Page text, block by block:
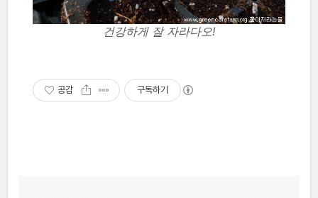
건강하게 잘 자라다오!
공감 구독하기